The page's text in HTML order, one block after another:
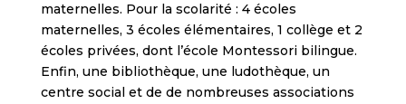
maternelles. Pour la scolarité : 4 écoles
maternelles, 3 écoles élémentaires, 1 collège et 2
écoles privées, dont l’école Montessori bilingue.
Enfin, une bibliothèque, une ludothèque, un
centre social et de de nombreuses associations